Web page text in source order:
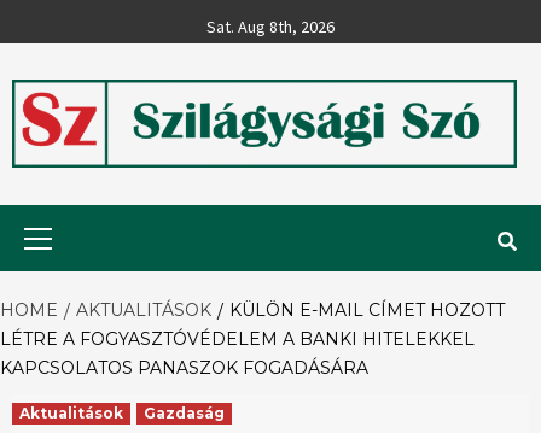
to
Sat. Aug 8th, 2026
Szilágysági
Szó
HOME AKTUALITÁSOK
KÜLÖN E-MAIL CÍMET HOZOTT
LÉTRE A FOGYASZTÓVÉDELEM A BANKI HITELEKKEL
KAPCSOLATOS PANASZOK FOGADÁSÁRA
Aktualitások Gazdaság